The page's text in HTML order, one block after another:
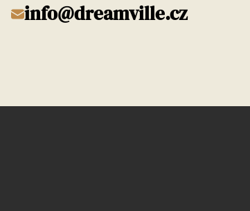
info@dreamville.cz